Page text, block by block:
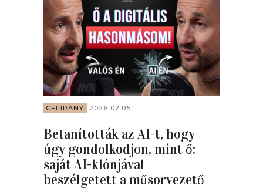
CÉLIRÁNY 2026.02.05.
Betanították az AI-t, hogy
úgy gondolkodjon, mint ő:
saját AI-klónjával
beszélgetett a műsorvezető